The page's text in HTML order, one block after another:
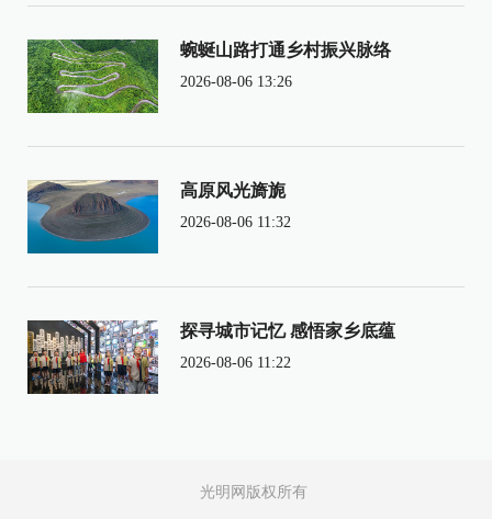
蜿蜒山路打通乡村振兴脉络
2026-08-06 13:26
高原风光旖旎
2026-08-06 11:32
探寻城市记忆 感悟家乡底蕴
2026-08-06 11:22
光明网版权所有